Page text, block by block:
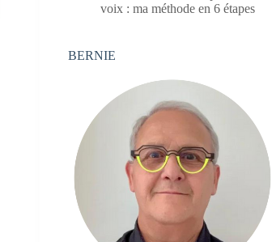
voix : ma méthode en 6 étapes
BERNIE